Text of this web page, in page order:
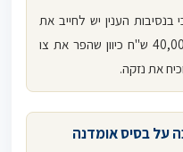
בנסיבות הענין יש לחייב את
העובד בהוצאות לדוגמא בסך של 40,000 ש"ח כיוון שהפר את צו
את נזקה.
על בסיס אומדנה